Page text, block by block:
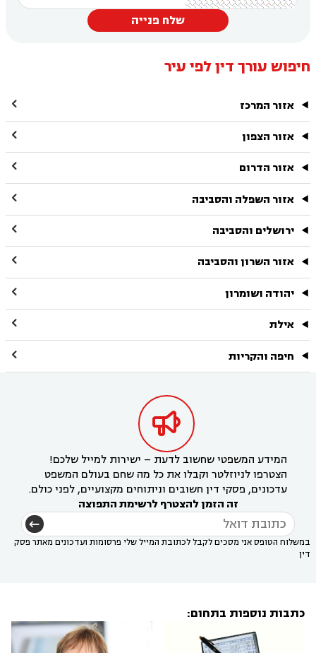
שלח פנייה
חיפוש עורך דין לפי עיר
אזור המרכז 
אזור הצפון 
אזור הדרום 
אזור השפלה והסביבה 
ירושלים והסביבה 
אזור השרון והסביבה 
יהודה ושומרון 
אילת 
חיפה והקריות 

המידע המשפטי שחשוב לדעת – ישירות למייל שלכם!
הצטרפו לניוזלטר וקבלו את כל מה שחם בעולם המשפט
עדכונים, פסקי דין חשובים וניתוחים מקצועיים, לפני כולם.
זה הזמן להצטרף לרשימת התפוצה
במשלוח הטופס אני מסכים לקבל לכתובת המייל שלי פרסומות ועדכונים מאתר פסק
דין
כתבות נוספות בתחום: